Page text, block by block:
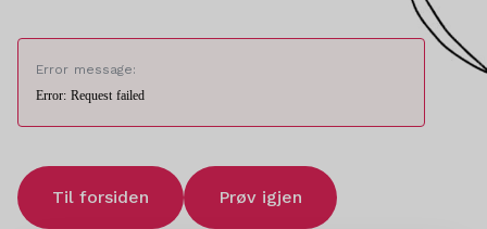
Error message:
Error: Request failed
Til forsiden Prøv igjen